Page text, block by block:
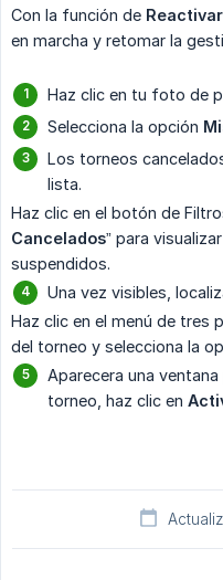
Con la función de
en marcha y retomar la
Haz clic en tu foto de
Selecciona la opción
Los torneos
lista.
Haz clic en el botón de
Cancelados” para
suspendidos.
Una vez visibles,
Haz clic en el menú de tres
del torneo y selecciona la
Aparecera una
torneo, haz clic en